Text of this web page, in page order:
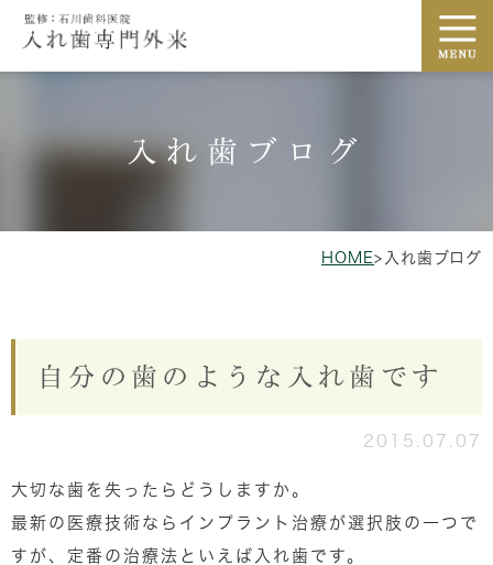
入れ歯ブログ
HOME> 入れ歯ブログ
自分の歯のような入れ歯です
2015.07.07
大切な歯を失ったらどうしますか。
最新の医療技術ならインプラント治療が選択肢の一つで
すが、定番の治療法といえば入れ歯です。